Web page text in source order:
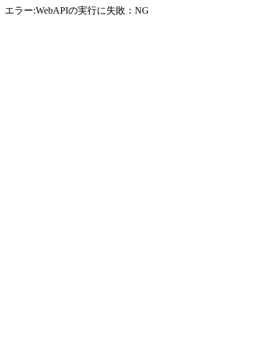
エラー:WebAPIの実行に失敗：NG